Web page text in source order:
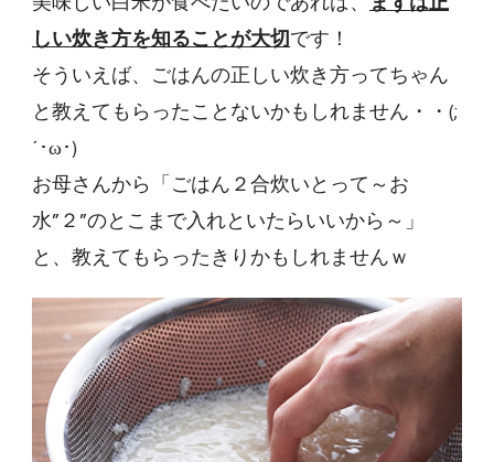
しい炊き方を知ることが大切 です！
そういえば、ごはんの正しい炊き方ってちゃん
と教えてもらったことないかもしれません・・(;
´･ω･)
お母さんから「ごはん２合炊いとって～お
水”２”のとこまで入れといたらいいから～」
と、教えてもらったきりかもしれませんｗ